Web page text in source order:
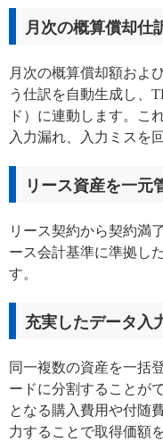
月次の概算償却仕
月次の概算償却額およ
う仕訳を自動生成し、
ド）に連動します。こ
入力漏れ、入力ミスを
リース資産を一元
リース契約から契約満
ース会計基準に準拠し
す。
充実したデータ入
同一複数の資産を一括
ードに分割することが
となる購入費用や付随
力することで取得価額